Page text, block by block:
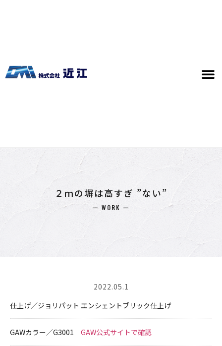
２ｍの塀は高すぎ ”ない”
ー WORK ー
2022.05.1
仕上げ／ジョリパット エンシェントブリック仕上げ
GAWカラー／G3001 GAW公式サイトで確認